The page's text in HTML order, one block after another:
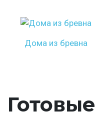
Дома из бревна